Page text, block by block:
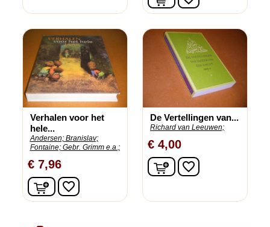
Verhalen voor het
hele...
Andersen; Branislav;
Fontaine; Gebr. Grimm e.a.;
€ 7,96
In winkelwagen
favorite_border
De Vertellingen van...
Richard van Leeuwen;
€ 4,00
In winkelwagen
favorite_border